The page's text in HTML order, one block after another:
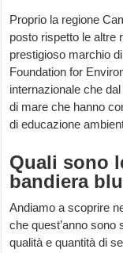
Proprio la regione
posto rispetto le altre
prestigioso marchio
Foundation for
internazionale che
di mare che hanno
di educazione
Quali sono
bandiera
Andiamo a scoprire
che quest’anno
qualità e quantità di